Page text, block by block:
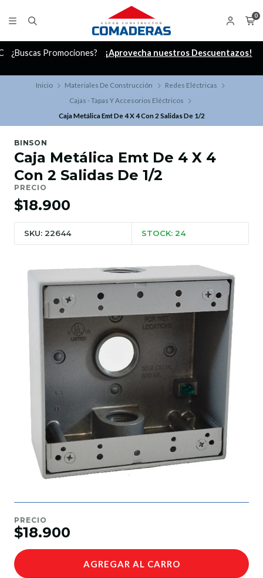
0
¿Buscas Promociones? ¡Aprovecha nuestros Descuentazos!
Inicio Materiales De Construcción
Redes Eléctricas
Cajas - Tapas Y Accesorios Eléctricos
Caja Metálica Emt De 4 X 4 Con 2 Salidas De 1/2
BINSON
Caja Metálica Emt De 4 X 4
Con 2 Salidas De 1/2
PRECIO
$18.900
SKU: 22644 STOCK: 24
PRECIO
$18.900
AGREGAR AL CARRO